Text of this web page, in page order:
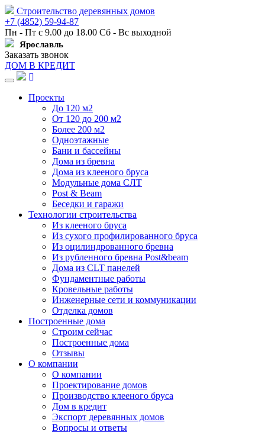
Строительство деревянных домов
+7 (4852) 59-94-87
Пн - Пт с 9.00 до 18.00 Сб - Вс выходной
Ярославль
Заказать звонок
ДОМ В КРЕДИТ
Навигация
Проекты
До 120 м2
От 120 до 200 м2
Более 200 м2
Одноэтажные
Бани и бассейны
Дома из бревна
Дома из клееного бруса
Модульные дома СЛТ
Post & Beam
Беседки и гаражи
Технологии строительства
Из клееного бруса
Из сухого профилированного бруса
Из оцилиндрованного бревна
Из рубленного бревна Post&beam
Дома из CLT панелей
Фундаментные работы
Кровельные работы
Инженерные сети и коммуникации
Отделка домов
Построенные дома
Строим сейчас
Построенные дома
Отзывы
О компании
О компании
Проектирование домов
Производство клееного бруса
Дом в кредит
Экспорт деревянных домов
Вопросы и ответы